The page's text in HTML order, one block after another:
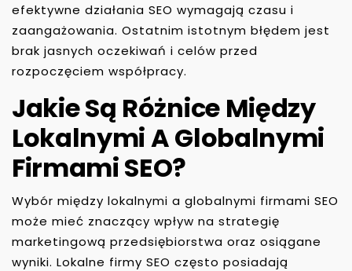
efektywne działania SEO wymagają czasu i
zaangażowania. Ostatnim istotnym błędem jest
brak jasnych oczekiwań i celów przed
rozpoczęciem współpracy.
Jakie Są Różnice Między
Lokalnymi A Globalnymi
Firmami SEO?
Wybór między lokalnymi a globalnymi firmami SEO
może mieć znaczący wpływ na strategię
marketingową przedsiębiorstwa oraz osiągane
wyniki. Lokalne firmy SEO często posiadają